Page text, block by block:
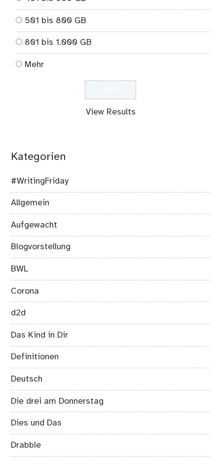
501 bis 800 GB
801 bis 1.000 GB
Mehr
View Results
Kategorien
#WritingFriday
Allgemein
Aufgewacht
Blogvorstellung
BWL
Corona
d2d
Das Kind in Dir
Definitionen
Deutsch
Die drei am Donnerstag
Dies und Das
Drabble